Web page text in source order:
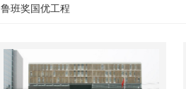
鲁班奖国优工程